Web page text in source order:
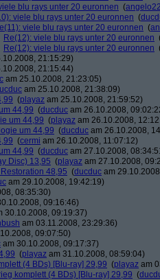
blu rays unter 20 euronnen (
viele blu rays unter 20 euronnen (
viele blu rays unter 20 euronnen (
Re(12): viele blu rays unter 20 euronnen
Re(12): viele blu rays unter 20 euronnen
21:15:29)
21:15:44)
am 25.10.2008, 21:23:05)
am 25.10.2008, 21:38:09)
(playaz am 25.10.2008, 21:59:52)
44,99 (ducduc am 26.10.2008,
um 44,99 (playaz am 26.10.2008,
um 44,99 (ducduc am 26.10.2008,
(cermi am 26.10.2008, 11:07:12)
44,99 (ducduc am 27.10.2008,
Disc) 13,95 (playaz am 27.10.2008,
48,95 (ducduc am
am 29.10.2008, 19:42:19)
08:35:30)
09:16:46)
30.10.2008, 09:19:37)
am 03.11.2008, 23:29:36)
09:07:50)
am 30.10.2008, 09:17:37)
(playaz am 31.10.2008, 08:59:04)
(4 BDs) [Blu-ray] 29,99 (playaz am
komplett (4 BDs) [Blu-ray] 29,99 (